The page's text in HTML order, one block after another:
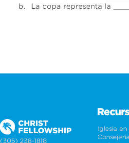
La copa representa la
(305) 238-1818
Iglesia